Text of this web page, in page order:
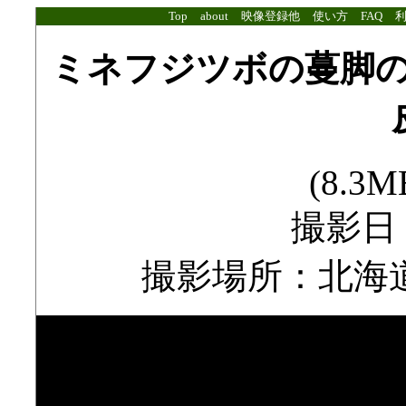
Top about 映像登録他 使い方 FAQ
ミネフジツボの蔓脚
撮影日
撮影場所：北海